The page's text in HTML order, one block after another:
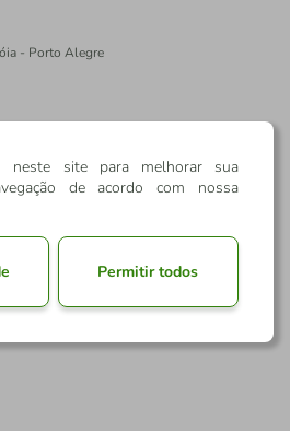
- Porto Alegre
neste site para melhorar sua
de acordo com nossa
Permitir todos